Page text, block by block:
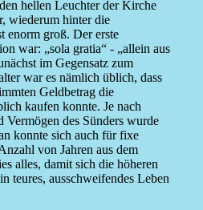
hellen Leuchter der Kirche
wiederum hinter die
enorm groß. Der erste
war: „sola gratia“ - „allein aus
im Gegensatz zum
war es nämlich üblich, dass
Geldbetrag die
kaufen konnte. Je nach
Vermögen des Sünders wurde
konnte sich auch für fixe
von Jahren aus dem
alles, damit sich die höheren
teures, ausschweifendes Leben